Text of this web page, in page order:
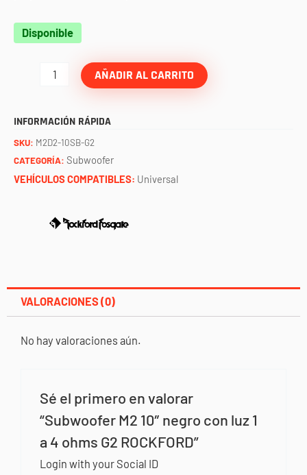
Disponible
Subwoofer
1
a
AÑADIR AL CARRITO
INFORMACIÓN RÁPIDA
SKU: M2D2-10SB-G2
CATEGORÍA: Subwoofer
VEHÍCULOS COMPATIBLES: Universal
VALORACIONES (0)
No hay valoraciones aún.
Sé el primero en valorar
“Subwoofer M2 10″ negro con luz 1
a 4 ohms G2 ROCKFORD”
Login with your Social ID